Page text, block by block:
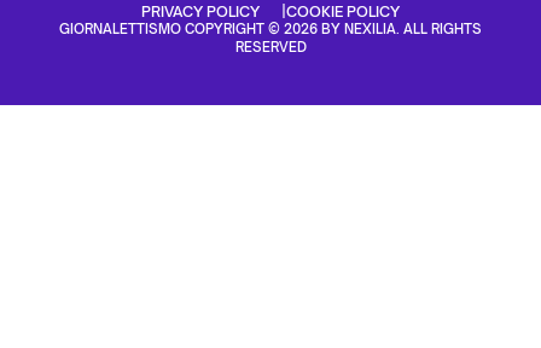
PRIVACY POLICY COOKIE POLICY
GIORNALETTISMO COPYRIGHT © 2026 BY NEXILIA. ALL RIGHTS
RESERVED